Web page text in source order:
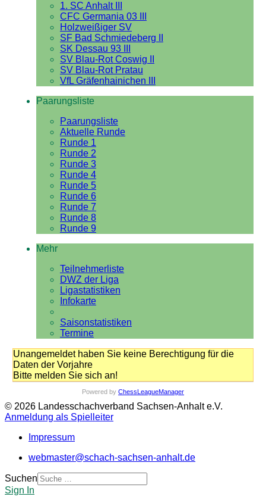
1. SC Anhalt III
CFC Germania 03 III
Holzweißiger SV
SF Bad Schmiedeberg II
SK Dessau 93 III
SV Blau-Rot Coswig II
SV Blau-Rot Pratau
VfL Gräfenhainichen III
Paarungsliste
Paarungsliste
Aktuelle Runde
Runde 1
Runde 2
Runde 3
Runde 4
Runde 5
Runde 6
Runde 7
Runde 8
Runde 9
Mehr
Teilnehmerliste
DWZ der Liga
Ligastatistiken
Infokarte
Saisonstatistiken
Termine
Unangemeldet haben Sie keine Berechtigung für die
Daten der Vorjahre
Bitte melden Sie sich an!
Powered by ChessLeagueManager
© 2026 Landesschachverband Sachsen-Anhalt e.V.
Anmeldung als Spielleiter
Impressum
webmaster@schach-sachsen-anhalt.de
Suchen
Sign In